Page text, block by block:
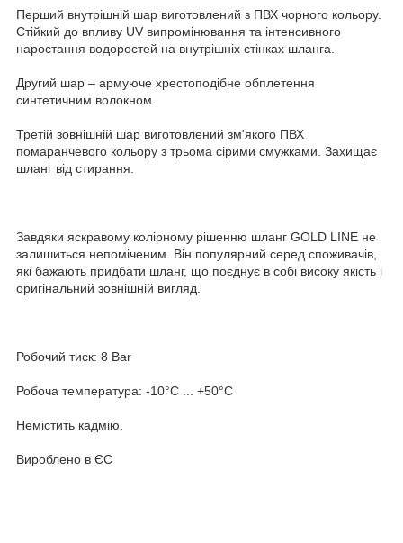
Перший внутрішній шар виготовлений з ПВХ чорного кольору.
Стійкий до впливу UV випромінювання та інтенсивного
наростання водоростей на внутрішніх стінках шланга.
Другий шар – армуюче хрестоподібне обплетення
синтетичним волокном.
Третій зовнішній шар виготовлений зм'якого ПВХ
помаранчевого кольору з трьома сірими смужками. Захищає
шланг від стирання.
Завдяки яскравому колірному рішенню шланг GOLD LINE не
залишиться непоміченим. Він популярний серед споживачів,
які бажають придбати шланг, що поєднує в собі високу якість і
оригінальний зовнішній вигляд.
Робочий тиск: 8 Bar
Робоча температура: -10°С ... +50°С
Немістить кадмію.
Вироблено в ЄС